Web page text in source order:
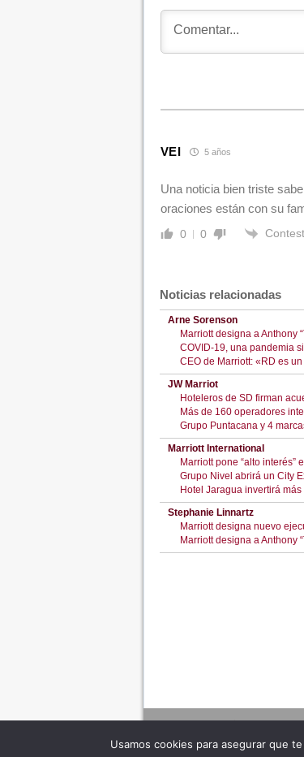
VEI 5 años
Una noticia bien triste
oraciones están con su
0 0
Noticias relacionadas
Arne Sorenson
Marriott designa a Anthony
COVID-19, una pandemia
CEO de Marriott: «RD es
JW Marriot
Hoteleros de SD firman
Más de 160 operadores
Grupo Puntacana y 4
Marriott International
Marriott pone “alto
Grupo Nivel abrirá un City
Hotel Jaragua invertirá
Stephanie Linnartz
Marriott designa nuevo
Marriott designa a Anthony
Usamos cookies para asegurar que